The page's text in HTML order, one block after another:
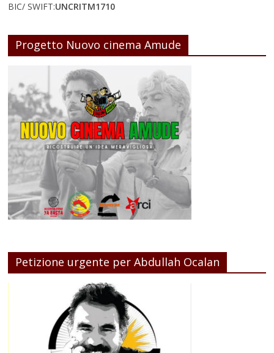
BIC/ SWIFT:UNCRITM1710
Progetto Nuovo cinema Amude
Petizione urgente per Abdullah Ocalan